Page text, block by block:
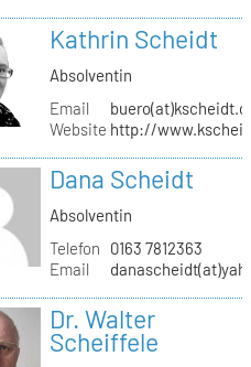
Kathrin Scheidt
Absolventin
Email
Website http://
Dana Scheidt
Absolventin
Telefon
0163 7812363
Email
Dr. Walter
Scheiffele